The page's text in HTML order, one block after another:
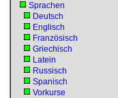
Sprachen
Deutsch
Englisch
Französisch
Griechisch
Latein
Russisch
Spanisch
Vorkurse